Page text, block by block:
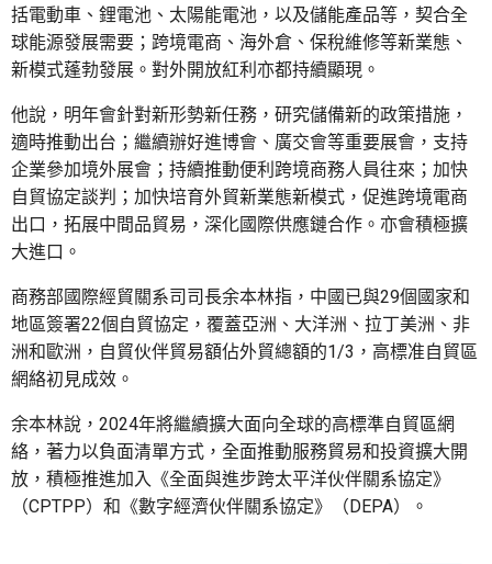
括電動車、鋰電池、太陽能電池，以及儲能產品等，契合全
球能源發展需要；跨境電商、海外倉、保稅維修等新業態、
新模式蓬勃發展。對外開放紅利亦都持續顯現。
他說，明年會針對新形勢新任務，研究儲備新的政策措施，
適時推動出台；繼續辦好進博會、廣交會等重要展會，支持
企業參加境外展會；持續推動便利跨境商務人員往來；加快
自貿協定談判；加快培育外貿新業態新模式，促進跨境電商
出口，拓展中間品貿易，深化國際供應鏈合作。亦會積極擴
大進口。
商務部國際經貿關系司司長余本林指，中國已與29個國家和
地區簽署22個自貿協定，覆蓋亞洲、大洋洲、拉丁美洲、非
洲和歐洲，自貿伙伴貿易額佔外貿總額的1/3，高標准自貿區
網絡初見成效。
余本林說，2024年將繼續擴大面向全球的高標準自貿區網
絡，著力以負面清單方式，全面推動服務貿易和投資擴大開
放，積極推進加入《全面與進步跨太平洋伙伴關系協定》
（CPTPP）和《數字經濟伙伴關系協定》（DEPA）。